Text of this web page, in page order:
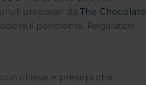
preparati da The Chocolate
il panorama. Regalatevi
chiese e presepi che